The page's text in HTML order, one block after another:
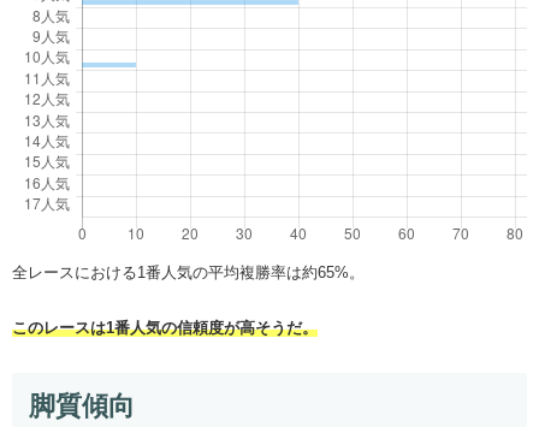
全レースにおける1番人気の平均複勝率は約65%。
このレースは1番人気の信頼度が高そうだ。
脚質傾向